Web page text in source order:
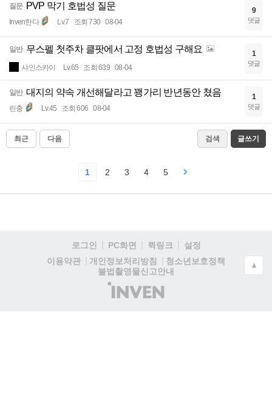
질문 PVP 막기 호법성 질문
Inven한다 Lv.7 조회 730 08-04
9
댓글
일반 무스펠 첫주차 클팟에서 고정 호법성 구해요
샤인스카이 Lv.65 조회 639 08-04
1
댓글
일반 대지의 약속 개선해달라고 꽹가리 반년동안 쳤음
린충 Lv.45 조회 606 08-04
1
댓글
최근 다음 검색 글쓰기
1 2 3 4 5
로그인 PC화면 퀵링크
설정
이용약관
개인정보처리방침
청소년보호정책
불법촬영물신고안내
(주)
인
▲